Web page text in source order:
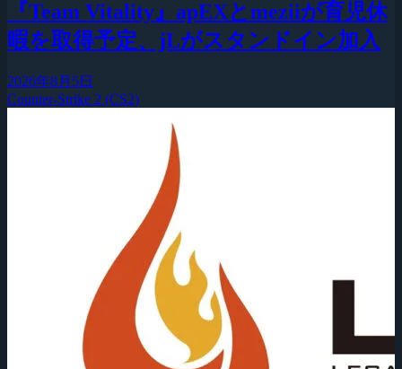
『Team Vitality』apEXとmeziiが育児休
暇を取得予定、jLがスタンドイン加入
2026年8月5日
Counter-Strike 2 (CS2)